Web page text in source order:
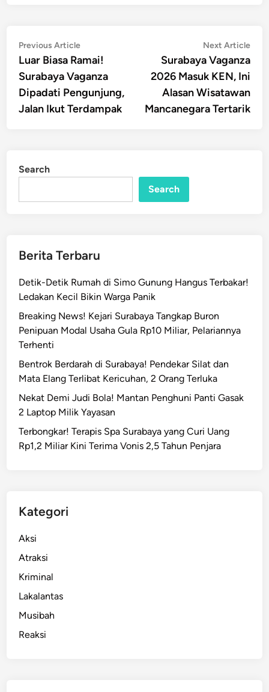
Post
navigation
Previous ArticlePrevious
article:
Luar Biasa Ramai!
Surabaya Vaganza
Dipadati Pengunjung,
Jalan Ikut Terdampak
Next Article
Surabaya Vaganza
2026 Masuk KEN, Ini
Alasan Wisatawan
Mancanegara Tertarik
Search
Search
Berita Terbaru
Detik-Detik Rumah di Simo Gunung Hangus Terbakar!
Ledakan Kecil Bikin Warga Panik
Breaking News! Kejari Surabaya Tangkap Buron
Penipuan Modal Usaha Gula Rp10 Miliar, Pelariannya
Terhenti
Bentrok Berdarah di Surabaya! Pendekar Silat dan
Mata Elang Terlibat Kericuhan, 2 Orang Terluka
Nekat Demi Judi Bola! Mantan Penghuni Panti Gasak
2 Laptop Milik Yayasan
Terbongkar! Terapis Spa Surabaya yang Curi Uang
Rp1,2 Miliar Kini Terima Vonis 2,5 Tahun Penjara
Kategori
Aksi
Atraksi
Kriminal
Lakalantas
Musibah
Reaksi